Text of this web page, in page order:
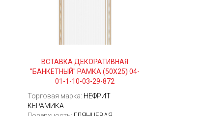
ВСТАВКА ДЕКОРАТИВНАЯ
"БАНКЕТНЫЙ" РАМКА (50Х25) 04-
01-1-10-03-29-872
Торговая марка: НЕФРИТ
КЕРАМИКА